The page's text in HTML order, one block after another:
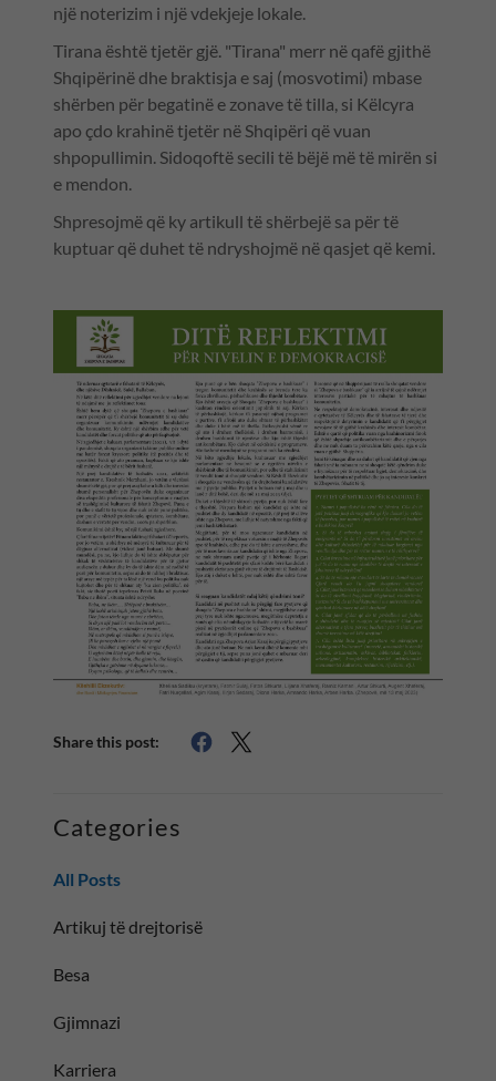
një noterizim i një vdekjeje lokale.
Tirana është tjetër gjë. "Tirana" merr në qafë gjithë
Shqipërinë dhe braktisja e saj (mosvotimi) mbase
shërben për begatinë e zonave të tilla, si Këlcyra
apo çdo krahinë tjetër në Shqipëri që vuan
shpopullimin. Sidoqoftë secili të bëjë më të mirën si
e mendon.
Shpresojmë që ky artikull të shërbejë sa për të
kuptuar që duhet të ndryshojmë në qasjet që kemi.
Share this post:
Categories
All Posts
Artikuj të drejtorisë
Besa
Gjimnazi
Karriera